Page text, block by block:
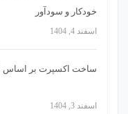
خودکار و سودآور
اسفند 4, 1404
ساخت اکسپرت بر اساس
اسفند 3, 1404